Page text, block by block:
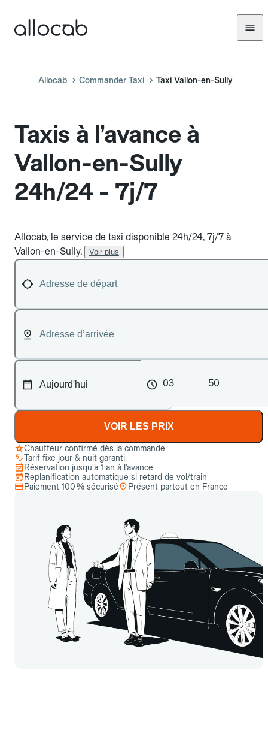
Allocab Commander Taxi Taxi Vallon-en-Sully
Taxis à l’avance à
Vallon-en-Sully
24h/24 - 7j/7
Allocab, le service de taxi disponible 24h/24, 7j/7 à
Vallon-en-Sully.
Voir plus
03 50
VOIR LES PRIX
Chauffeur confirmé dès la commande
Tarif fixe jour & nuit garanti
Réservation jusqu’à 1 an à l’avance
Replanification automatique si retard de vol/train
Paiement 100 % sécurisé
Présent partout en France